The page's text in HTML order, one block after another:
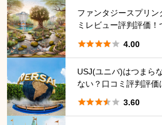
ファンタジースプリン
ミレビュー評判評価！
 4.00
USJ(ユニバ)はつまら
ない？口コミ評判評価
 3.60